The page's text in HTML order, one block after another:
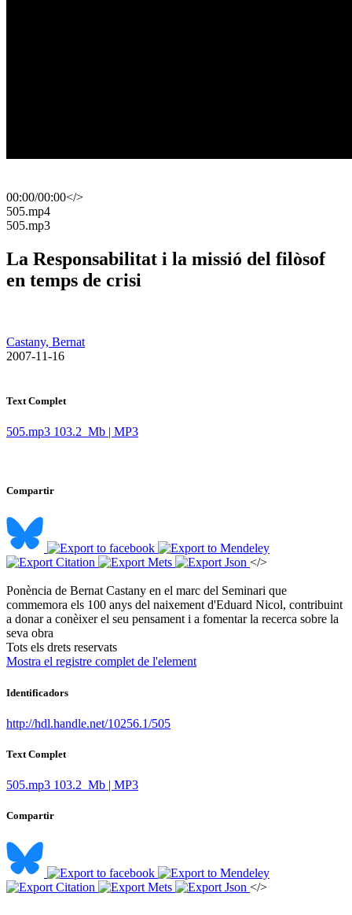
00:00/00:00</>
​505.mp4
​505.mp3
La Responsabilitat i la missió del filòsof
en temps de crisi
Castany, Bernat
​ 2007-11-16
Text Complet
505.mp3 103.2 Mb | MP3
Compartir
</>
Ponència de Bernat Castany en el marc del Seminari que
commemora els 100 anys del naixement d'Eduard Nicol, contribuint
a donar a conèixer el seu pensament i a fomentar la recerca sobre la
seva obra ​
​Tots els drets reservats
Mostra el registre complet de l'element
Identificadors
http://hdl.handle.net/10256.1/505
Text Complet
505.mp3 103.2 Mb | MP3
Compartir
</>